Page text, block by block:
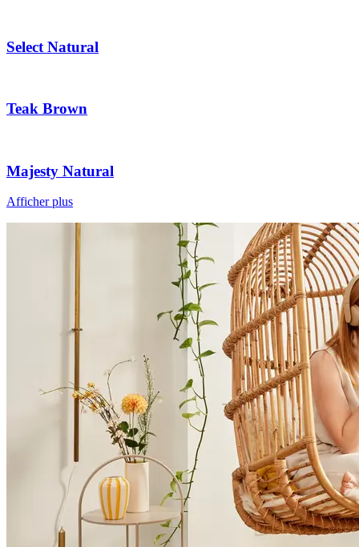
Select Natural
Teak Brown
Majesty Natural
Afficher plus